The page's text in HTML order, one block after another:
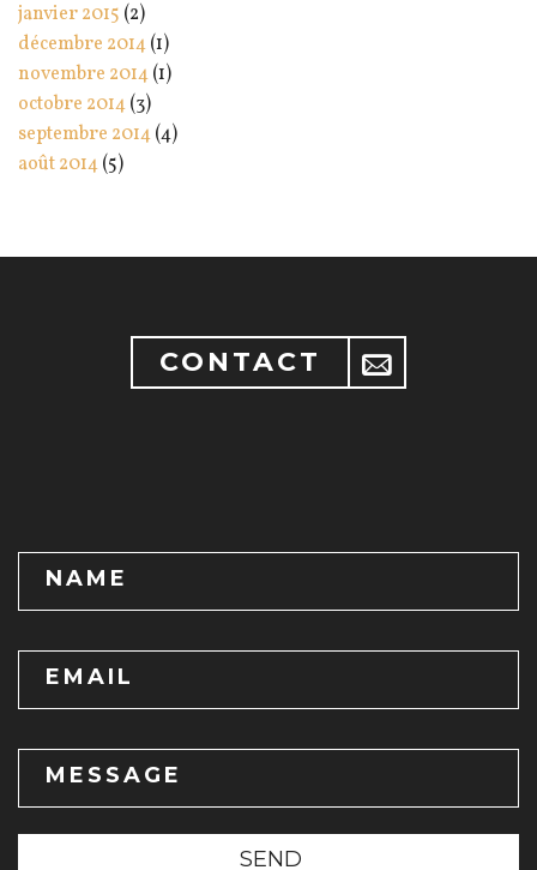
janvier 2015 (2)
décembre 2014(1)
novembre 2014(1)
octobre 2014(3)
septembre 2014(4)
août 2014(5)
CONTACT
NAME
EMAIL
MESSAGE
SEND